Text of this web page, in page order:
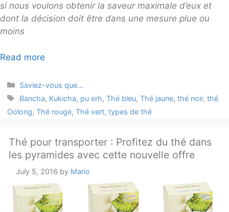
si nous voulons obtenir la saveur maximale d’eux et
dont la décision doit être dans une mesure plue ou
moins
Read more
Categories
Saviez-vous que...
Tags
Bancha, Kukicha, pu erh, Thé bleu, Thé jaune, thé noir, thé
Oolong,Thé rouge,Thé vert,types de thé
Thé pour transporter : Profitez du thé dans
les pyramides avec cette nouvelle offre
July 5, 2016 by Mario